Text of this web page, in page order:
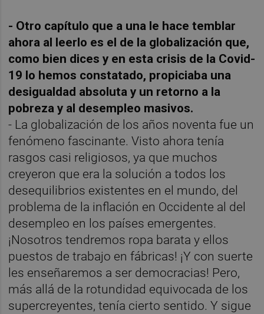
- Otro capítulo que a una le hace temblar
ahora al leerlo es el de la globalización que,
como bien dices y en esta crisis de la Covid-
19 lo hemos constatado, propiciaba una
desigualdad absoluta y un retorno a la
pobreza y al desempleo masivos.
- La globalización de los años noventa fue un
fenómeno fascinante. Visto ahora tenía
rasgos casi religiosos, ya que muchos
creyeron que era la solución a todos los
desequilibrios existentes en el mundo, del
problema de la inflación en Occidente al del
desempleo en los países emergentes.
¡Nosotros tendremos ropa barata y ellos
puestos de trabajo en fábricas! ¡Y con suerte
les enseñaremos a ser democracias! Pero,
más allá de la rotundidad equivocada de los
supercreyentes, tenía cierto sentido. Y sigue